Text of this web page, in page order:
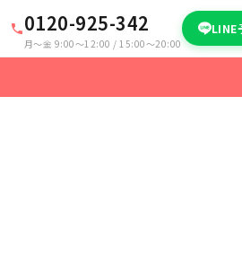
0120-925-342
月〜金 9:00〜12:00 / 15:00〜20:00
LINE